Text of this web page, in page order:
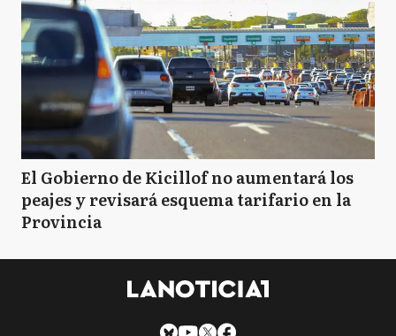
El Gobierno de Kicillof no aumentará los
peajes y revisará esquema tarifario en la
Provincia